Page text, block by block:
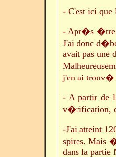
- C'est ici que
-Apr�s �tre
J'ai donc
avait pas une
j'en ai trouv�
- A partir de
v�rification,
-J'ai atteint
spires. Mais
dans la partie